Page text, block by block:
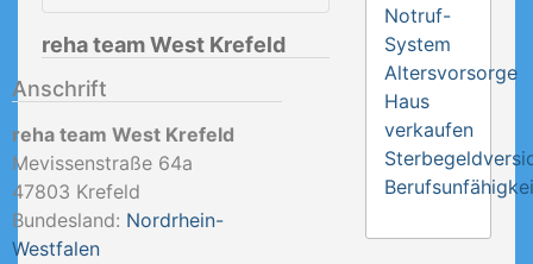
reha team West Krefeld
Anschrift
reha team West Krefeld
Mevissenstraße 64a
47803 Krefeld
Bundesland: Nordrhein-
Westfalen
Notruf-
System
Altersvorsorge
Haus
verkaufen